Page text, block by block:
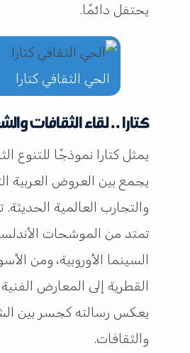
يحتفل دائمًا.
الحي الثقافي كتارا
كتارا .. لقاء الثقافات
يمثل كتارا نموذجًا للتنوع
يجمع بين العروض العربية
والتجارب العالمية الحديثة.
تمتد من الموشحات
السينما الأوروبية، ومن
القطرية إلى المعارض الفنية
يعكس رسالته كجسر بين
والثقافات.